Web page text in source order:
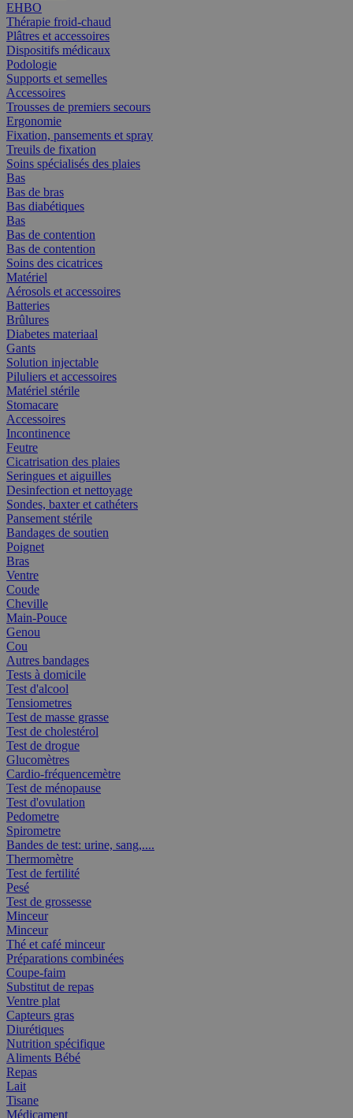
EHBO
Thérapie froid-chaud
Plâtres et accessoires
Dispositifs médicaux
Podologie
Supports et semelles
Accessoires
Trousses de premiers secours
Ergonomie
Fixation, pansements et spray
Treuils de fixation
Soins spécialisés des plaies
Bas
Bas de bras
Bas diabétiques
Bas
Bas de contention
Bas de contention
Soins des cicatrices
Matériel
Aérosols et accessoires
Batteries
Brûlures
Diabetes materiaal
Gants
Solution injectable
Piluliers et accessoires
Matériel stérile
Stomacare
Accessoires
Incontinence
Feutre
Cicatrisation des plaies
Seringues et aiguilles
Desinfection et nettoyage
Sondes, baxter et cathéters
Pansement stérile
Bandages de soutien
Poignet
Bras
Ventre
Coude
Cheville
Main-Pouce
Genou
Cou
Autres bandages
Tests à domicile
Test d'alcool
Tensiometres
Test de masse grasse
Test de cholestérol
Test de drogue
Glucomètres
Cardio-fréquencemètre
Test de ménopause
Test d'ovulation
Pedometre
Spirometre
Bandes de test: urine, sang,....
Thermomètre
Test de fertilité
Pesé
Test de grossesse
Minceur
Minceur
Thé et café minceur
Préparations combinées
Coupe-faim
Substitut de repas
Ventre plat
Capteurs gras
Diurétiques
Nutrition spécifique
Aliments Bébé
Repas
Lait
Tisane
Médicament